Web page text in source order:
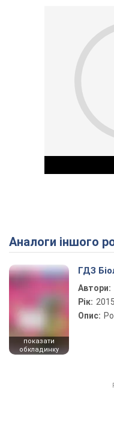
Аналоги іншого
показати
обкладинку
ГДЗ
Автори:
Рік: 2015
Опис: